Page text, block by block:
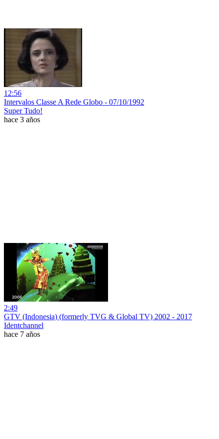
12:56
Intervalos Classe A Rede Globo - 07/10/1992
Super Tudo!
hace 3 años
2:49
GTV (Indonesia) (formerly TVG & Global TV) 2002 - 2017
Identchannel
hace 7 años